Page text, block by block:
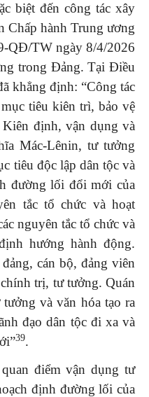
biệt đến công tác xây
Chấp hành Trung ương
QĐ/TW ngày 8/4/2026
trong Đảng. Tại Điều
khẳng định: “Công tác
tiêu kiên trì, bảo vệ
định, vận dụng và
Mác-Lênin, tư tưởng
tiêu độc lập dân tộc và
đường lối đổi mới của
tắc tổ chức và hoạt
nguyên tắc tổ chức và
hướng hành động.
cán bộ, đảng viên
trị, tư tưởng. Quán
và văn hóa tạo ra
đạo dân tộc đi xa và
39.
điểm vận dụng tư
định đường lối của